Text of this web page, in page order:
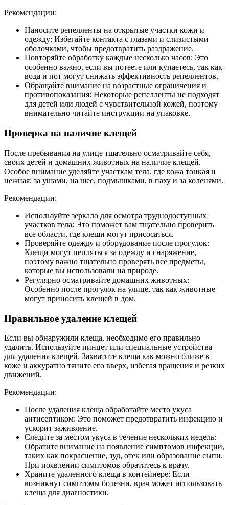
Рекомендации:
Наносите репелленты на открытые участки кожи и
одежду: Избегайте контакта с глазами и слизистыми
оболочками, чтобы предотвратить раздражение.
Повторяйте обработку каждые несколько часов: Это
особенно важно, если вы потеете или купаетесь, так как
вода и пот могут снижать эффективность репеллентов.
Обращайте внимание на возрастные ограничения и
противопоказания: Некоторые репелленты не подходят
для детей или людей с чувствительной кожей, поэтому
внимательно читайте инструкции на упаковке.
Проверка на наличие клещей
После пребывания на улице тщательно осматривайте себя,
своих детей и домашних животных на наличие клещей.
Особое внимание уделяйте участкам тела, где кожа тонкая и
нежная: за ушами, на шее, подмышками, в паху и за коленями.
Рекомендации:
Используйте зеркало для осмотра труднодоступных
участков тела: Это поможет вам тщательно проверить
все области, где клещи могут присосаться.
Проверяйте одежду и оборудование после прогулок:
Клещи могут цепляться за одежду и снаряжение,
поэтому важно тщательно проверять все предметы,
которые вы использовали на природе.
Регулярно осматривайте домашних животных:
Особенно после прогулок на улице, так как животные
могут приносить клещей в дом.
Правильное удаление клещей
Если вы обнаружили клеща, необходимо его правильно
удалить. Используйте пинцет или специальные устройства
для удаления клещей. Захватите клеща как можно ближе к
коже и аккуратно тяните его вверх, избегая вращения и резких
движений.
Рекомендации:
После удаления клеща обработайте место укуса
антисептиком: Это поможет предотвратить инфекцию и
ускорит заживление.
Следите за местом укуса в течение нескольких недель:
Обратите внимание на появление симптомов инфекции,
таких как покраснение, зуд, отек или образование сыпи.
При появлении симптомов обратитесь к врачу.
Храните удаленного клеща в контейнере: Если
возникнут симптомы болезни, врач может использовать
клеща для диагностики.